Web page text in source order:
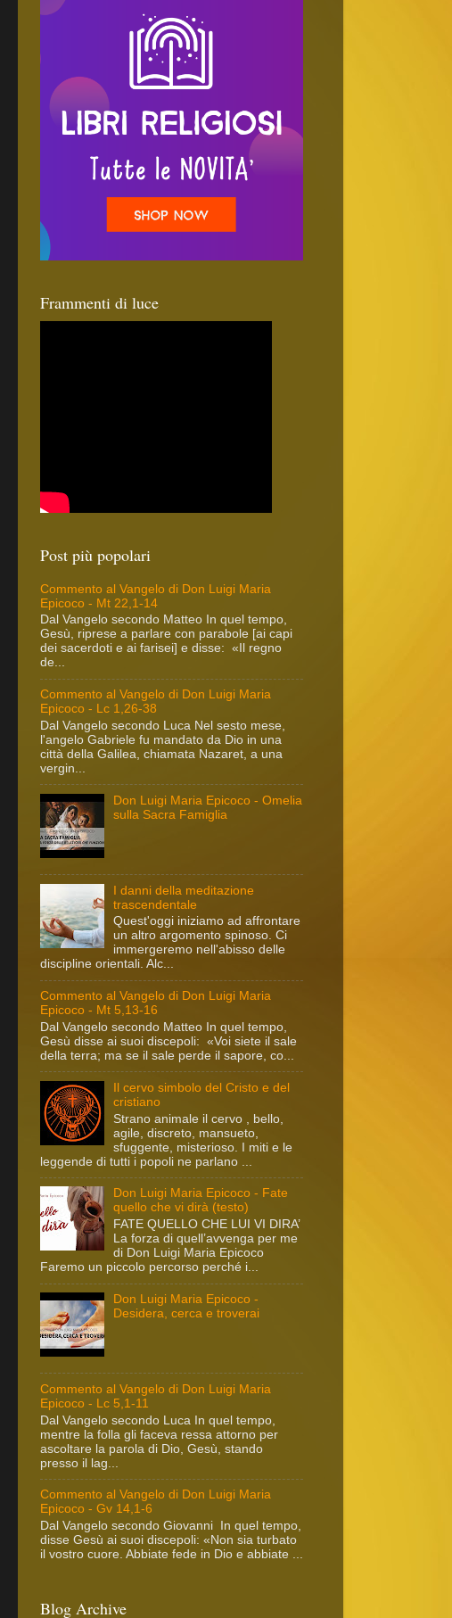
Frammenti di luce
Post più popolari
Commento al Vangelo di Don Luigi Maria
Epicoco - Mt 22,1-14
Dal Vangelo secondo Matteo In quel tempo,
Gesù, riprese a parlare con parabole [ai capi
dei sacerdoti e ai farisei] e disse: «Il regno
de...
Commento al Vangelo di Don Luigi Maria
Epicoco - Lc 1,26-38
Dal Vangelo secondo Luca Nel sesto mese,
l'angelo Gabriele fu mandato da Dio in una
città della Galilea, chiamata Nazaret, a una
vergin...
Don Luigi Maria Epicoco - Omelia
sulla Sacra Famiglia
I danni della meditazione
trascendentale
Quest'oggi iniziamo ad affrontare
un altro argomento spinoso. Ci
immergeremo nell'abisso delle
discipline orientali. Alc...
Commento al Vangelo di Don Luigi Maria
Epicoco - Mt 5,13-16
Dal Vangelo secondo Matteo In quel tempo,
Gesù disse ai suoi discepoli: «Voi siete il sale
della terra; ma se il sale perde il sapore, co...
Il cervo simbolo del Cristo e del
cristiano
Strano animale il cervo , bello,
agile, discreto, mansueto,
sfuggente, misterioso. I miti e le
leggende di tutti i popoli ne parlano ...
Don Luigi Maria Epicoco - Fate
quello che vi dirà (testo)
FATE QUELLO CHE LUI VI DIRA’
La forza di quell’avvenga per me
di Don Luigi Maria Epicoco
Faremo un piccolo percorso perché i...
Don Luigi Maria Epicoco -
Desidera, cerca e troverai
Commento al Vangelo di Don Luigi Maria
Epicoco - Lc 5,1-11
Dal Vangelo secondo Luca In quel tempo,
mentre la folla gli faceva ressa attorno per
ascoltare la parola di Dio, Gesù, stando
presso il lag...
Commento al Vangelo di Don Luigi Maria
Epicoco - Gv 14,1-6
Dal Vangelo secondo Giovanni In quel tempo,
disse Gesù ai suoi discepoli: «Non sia turbato
il vostro cuore. Abbiate fede in Dio e abbiate ...
Blog Archive